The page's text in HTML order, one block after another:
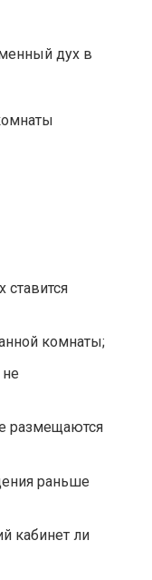
дух в
ставится
комнаты;
размещаются
раньше
кабинет ли